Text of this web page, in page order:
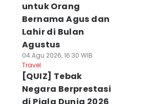
untuk Orang
Bernama Agus dan
Lahir di Bulan
Agustus
04 Agu 2026, 16:30 WIB
Travel
[QUIZ] Tebak
Negara Berprestasi